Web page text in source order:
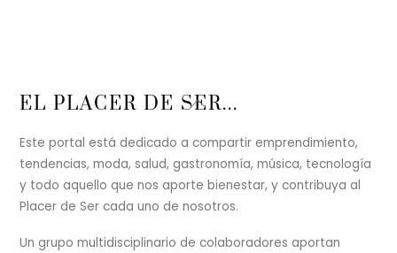
Back
Top
EL PLACER DE SER...
Este portal está dedicado a compartir emprendimiento,
tendencias, moda, salud, gastronomía, música, tecnología
y todo aquello que nos aporte bienestar, y contribuya al
Placer de Ser cada uno de nosotros.
Un grupo multidisciplinario de colaboradores aportan